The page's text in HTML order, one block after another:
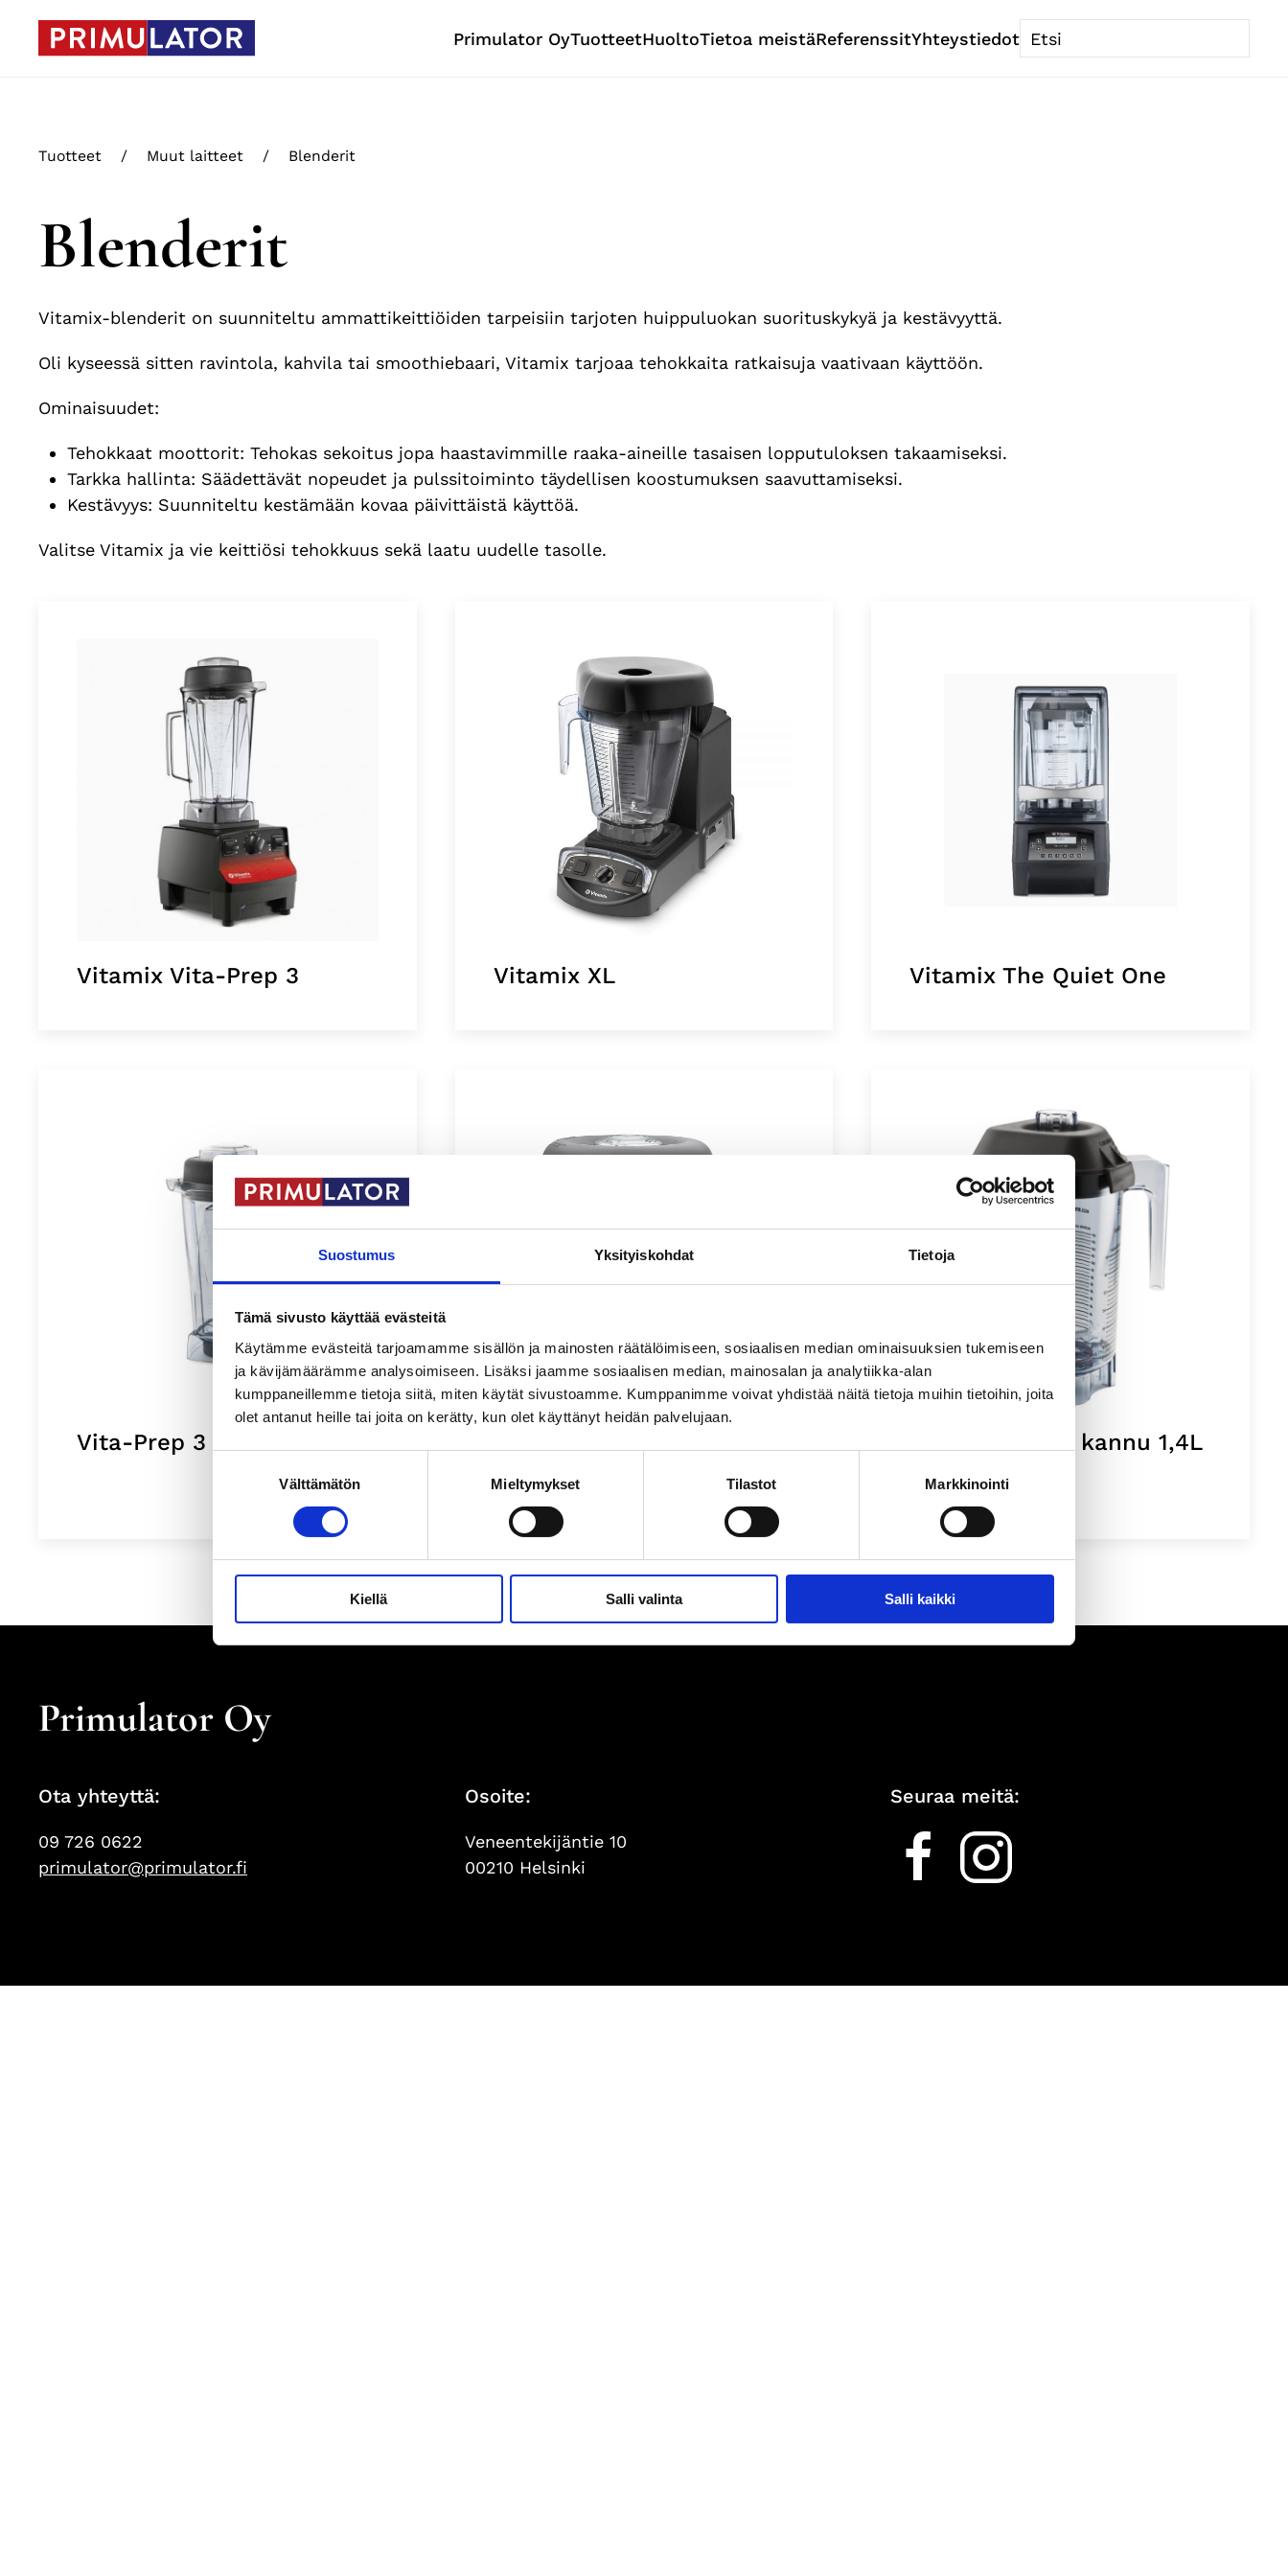
Suostumus Yksityiskohdat Tietoja
Tämä sivusto käyttää evästeitä
Käytämme evästeitä tarjoamamme sisällön ja mainosten räätälöimiseen, sosiaalisen median ominaisuuksien tukemiseen
ja kävijämäärämme analysoimiseen. Lisäksi jaamme sosiaalisen median, mainosalan ja analytiikka-alan
kumppaneillemme tietoja siitä, miten käytät sivustoamme. Kumppanimme voivat yhdistää näitä tietoja muihin tietoihin, joita
olet antanut heille tai joita on kerätty, kun olet käyttänyt heidän palvelujaan.
Välttämätön Mieltymykset Tilastot Markkinointi
Kiellä Salli valinta Salli kaikki
Skip to main content
Primulator OyTuotteetHuoltoTietoa meistäReferenssitYhteystiedot
Tuotteet Muut laitteet Blenderit
Blenderit
Vitamix-blenderit on suunniteltu ammattikeittiöiden tarpeisiin tarjoten huippuluokan suorituskykyä ja kestävyyttä.
Oli kyseessä sitten ravintola, kahvila tai smoothiebaari, Vitamix tarjoaa tehokkaita ratkaisuja vaativaan käyttöön.
Ominaisuudet:
Tehokkaat moottorit: Tehokas sekoitus jopa haastavimmille raaka-aineille tasaisen lopputuloksen takaamiseksi.
Tarkka hallinta: Säädettävät nopeudet ja pulssitoiminto täydellisen koostumuksen saavuttamiseksi.
Kestävyys: Suunniteltu kestämään kovaa päivittäistä käyttöä.
Valitse Vitamix ja vie keittiösi tehokkuus sekä laatu uudelle tasolle.
Vitamix Vita-Prep 3 Vitamix XL Vitamix The Quiet One
Vita-Prep 3 kannu 2,0L
XL kannu 5,7L
The Quiet One kannu 1,4L
Primulator Oy
Ota yhteyttä:
09 726 0622
primulator@primulator.fi
Osoite:
Veneentekijäntie 10
00210 Helsinki
Seuraa meitä: